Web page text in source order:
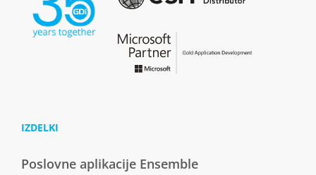
IZDELKI
Poslovne aplikacije Ensemble